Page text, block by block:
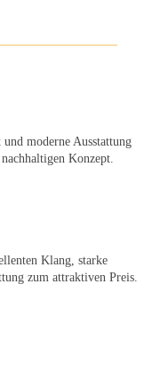
moderne Ausstattung
Konzept.
Klang, starke
zum attraktiven Preis.